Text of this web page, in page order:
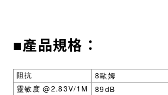
■產品規格：
阻抗 8歐姆
靈敏度 @2.83V/1M 89dB